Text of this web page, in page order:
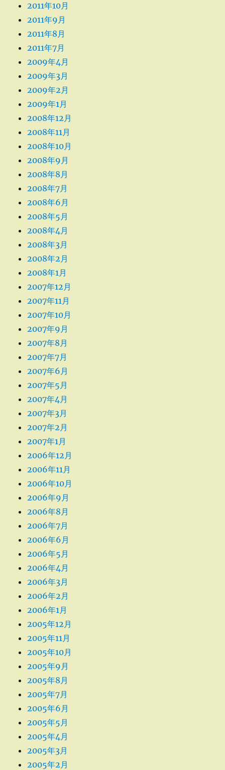
2011年10月
2011年9月
2011年8月
2011年7月
2009年4月
2009年3月
2009年2月
2009年1月
2008年12月
2008年11月
2008年10月
2008年9月
2008年8月
2008年7月
2008年6月
2008年5月
2008年4月
2008年3月
2008年2月
2008年1月
2007年12月
2007年11月
2007年10月
2007年9月
2007年8月
2007年7月
2007年6月
2007年5月
2007年4月
2007年3月
2007年2月
2007年1月
2006年12月
2006年11月
2006年10月
2006年9月
2006年8月
2006年7月
2006年6月
2006年5月
2006年4月
2006年3月
2006年2月
2006年1月
2005年12月
2005年11月
2005年10月
2005年9月
2005年8月
2005年7月
2005年6月
2005年5月
2005年4月
2005年3月
2005年2月